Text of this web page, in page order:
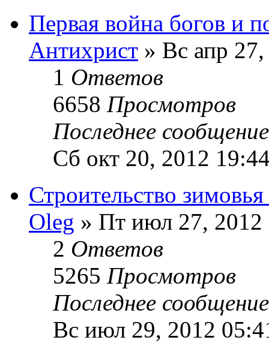
Первая война богов и
Антихрист » Вс апр
1 Ответов
6658 Просмотров
Последнее
Сб окт 20, 2012
Строительство зимовья
Oleg » Пт июл 27, 2012
2 Ответов
5265 Просмотров
Последнее
Вс июл 29, 2012